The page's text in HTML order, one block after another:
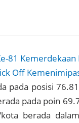
81
Off
pada posisi
pada poin
berada